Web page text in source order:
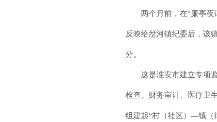
两个月前，在“廉亭
反映给岔河镇纪委后，该
分。
这是淮安市建立专项
检查、财务审计、医疗卫
组建起“村（社区）—镇（